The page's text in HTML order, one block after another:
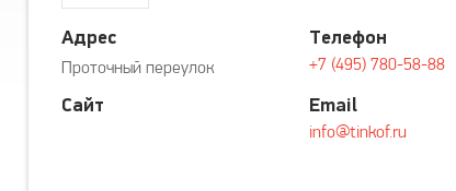
Адрес
Проточный переулок
Телефон
+7 (495) 780-58-88
Сайт Email
info@tinkof.ru